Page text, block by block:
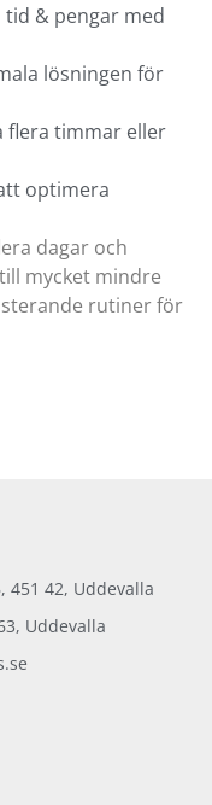
& pengar med
lösningen för
flera timmar eller
optimera
dagar och
mycket mindre
rutiner för
451 42, Uddevalla
Uddevalla